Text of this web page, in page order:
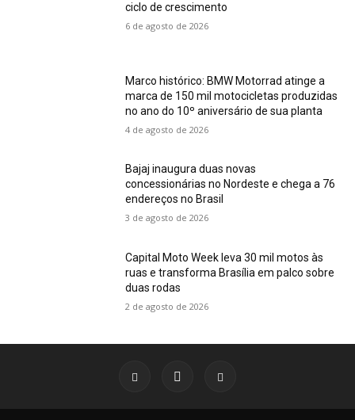
ciclo de crescimento
6 de agosto de 2026
Marco histórico: BMW Motorrad atinge a
marca de 150 mil motocicletas produzidas
no ano do 10º aniversário de sua planta
4 de agosto de 2026
Bajaj inaugura duas novas
concessionárias no Nordeste e chega a 76
endereços no Brasil
3 de agosto de 2026
Capital Moto Week leva 30 mil motos às
ruas e transforma Brasília em palco sobre
duas rodas
2 de agosto de 2026